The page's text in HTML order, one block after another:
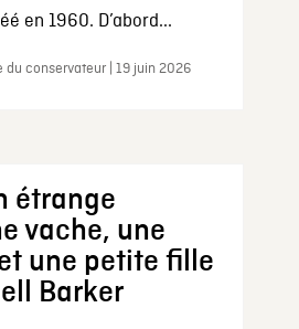
en 1960. D’abord...
conservateur | 19 juin 2026
étrange
vache, une
une petite fille
Barker